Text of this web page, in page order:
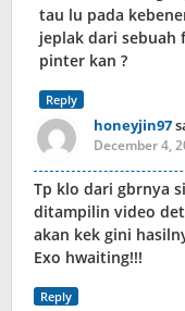
tau lu pada
jeplak dari sebuah
pinter kan ?
Reply
honeyjin97
December 4,
Tp klo dari gbrnya
ditampilin video
akan kek gini
Exo hwaiting!!!
Reply